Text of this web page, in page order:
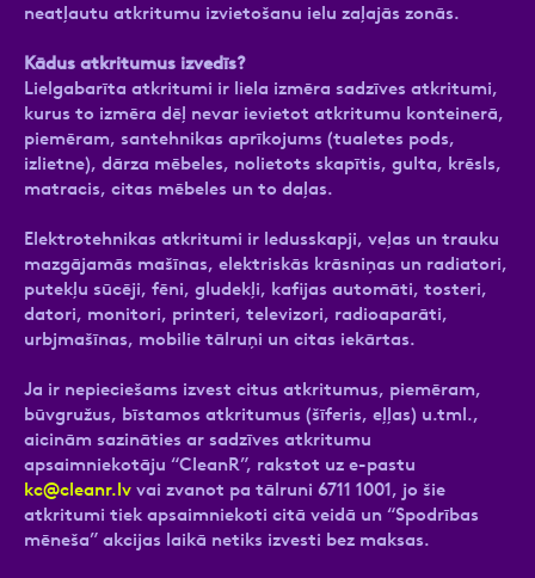
neatļautu atkritumu izvietošanu ielu zaļajās zonās.
Kādus atkritumus izvedīs?
Lielgabarīta atkritumi ir liela izmēra sadzīves atkritumi,
kurus to izmēra dēļ nevar ievietot atkritumu konteinerā,
piemēram, santehnikas aprīkojums (tualetes pods,
izlietne), dārza mēbeles, nolietots skapītis, gulta, krēsls,
matracis, citas mēbeles un to daļas.
Elektrotehnikas atkritumi ir ledusskapji, veļas un trauku
mazgājamās mašīnas, elektriskās krāsniņas un radiatori,
putekļu sūcēji, fēni, gludekļi, kafijas automāti, tosteri,
datori, monitori, printeri, televizori, radioaparāti,
urbjmašīnas, mobilie tālruņi un citas iekārtas.
Ja ir nepieciešams izvest citus atkritumus, piemēram,
būvgružus, bīstamos atkritumus (šīferis, eļļas) u.tml.,
aicinām sazināties ar sadzīves atkritumu
apsaimniekotāju “CleanR”, rakstot uz e-pastu
kc@cleanr.lv vai zvanot pa tālruni 6711 1001, jo šie
atkritumi tiek apsaimniekoti citā veidā un “Spodrības
mēneša” akcijas laikā netiks izvesti bez maksas.